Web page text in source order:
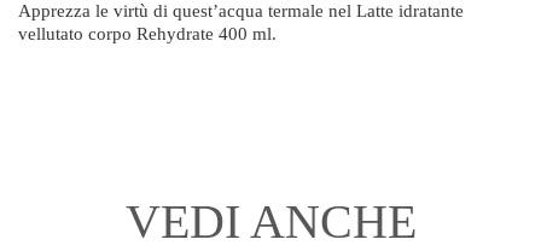
Apprezza le virtù di quest’acqua termale nel Latte idratante
vellutato corpo Rehydrate 400 ml.
VEDI ANCHE